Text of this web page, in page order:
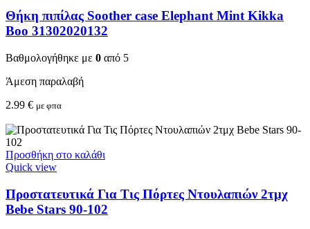
Θήκη πιπίλας Soother case Elephant Mint Kikka
Boo 31302020132
Βαθμολογήθηκε με 0 από 5
Άμεση παραλαβή
2.99 € με φπα
Προσθήκη στο καλάθι
Quick view
Προστατευτικά Για Τις Πόρτες Ντουλαπιών 2τμχ
Bebe Stars 90-102